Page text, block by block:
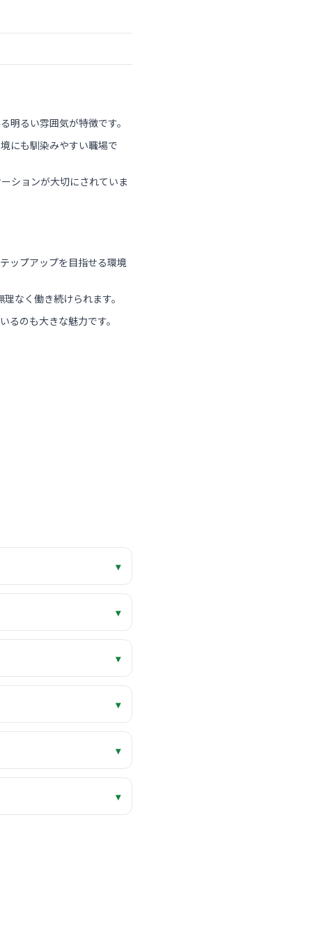
明るい雰囲気が特徴です。
にも馴染みやすい職場で
ションが大切にされていま
ップアップを目指せる環境
なく働き続けられます。
のも大きな魅力です。
▾
▾
▾
▾
▾
▾